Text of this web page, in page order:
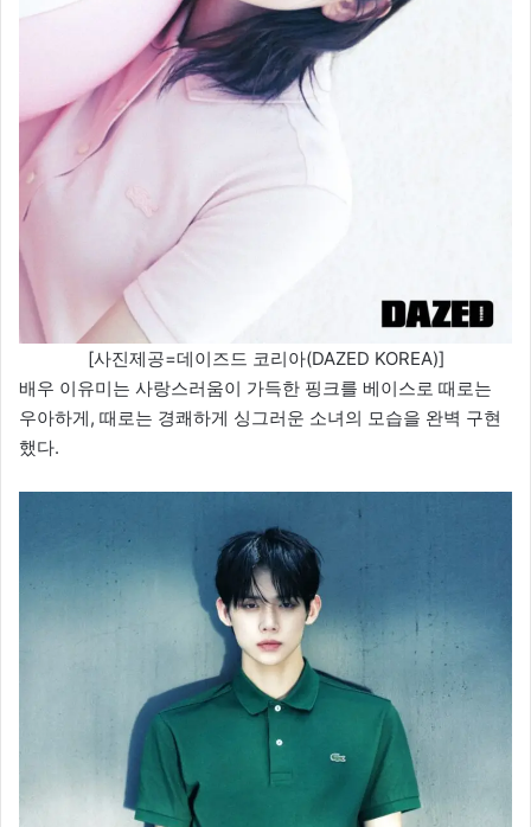
[사진제공=데이즈드 코리아(DAZED KOREA)]
배우 이유미는 사랑스러움이 가득한 핑크를 베이스로 때로는
우아하게, 때로는 경쾌하게 싱그러운 소녀의 모습을 완벽 구현
했다.